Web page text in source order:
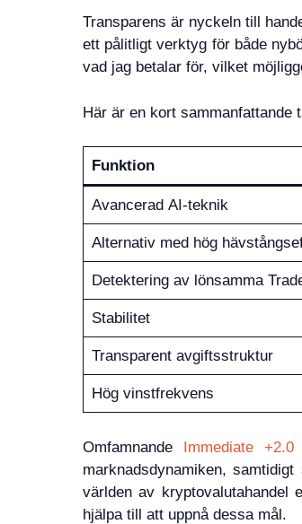
Transparens är nyckeln till
ett pålitligt verktyg för både
vad jag betalar för, vilket
Här är en kort sammanfattande
Funktion
Avancerad AI-teknik
Alternativ med hög
Detektering av lönsamma
Stabilitet
Transparent avgiftsstruktur
Hög vinstfrekvens
Omfamnande Immediate
marknadsdynamiken,
världen av kryptovalutahandel
hjälpa till att uppnå dessa mål.